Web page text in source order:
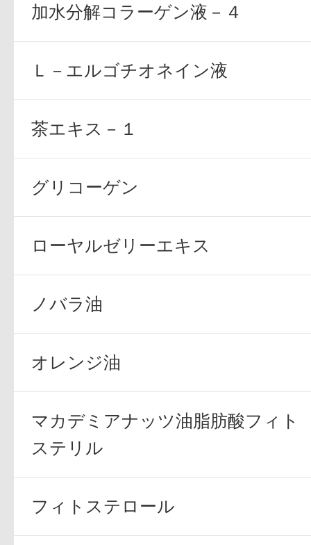
ギフト
ご利用ガイド
よくあるご質問
加水分解コラーゲン液－４
Ｌ－エルゴチオネイン液
茶エキス－１
グリコーゲン
ローヤルゼリーエキス
ノバラ油
オレンジ油
マカデミアナッツ油脂肪酸フィト
ステリル
フィトステロール